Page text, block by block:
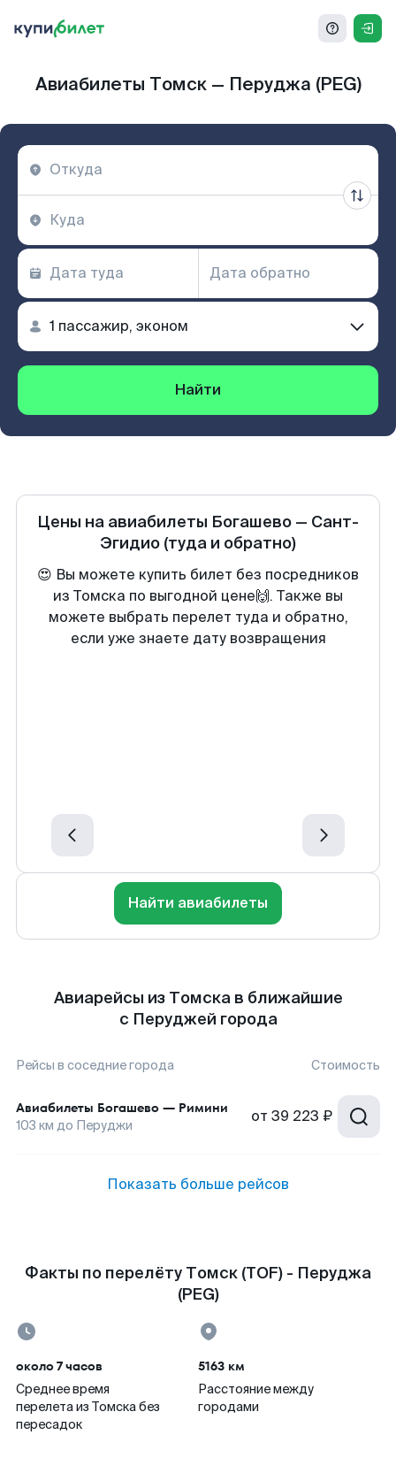
Авиабилеты Томск — Перуджа (PEG)
Найти
Цены на авиабилеты Богашево — Сант-
Эгидио (туда и обратно)
😍 Вы можете купить билет без посредников
из Томска по выгодной цене🙌. Также вы
можете выбрать перелет туда и обратно,
если уже знаете дату возвращения
Найти авиабилеты
Авиарейсы из Томска в ближайшие
с Перуджей города
Рейсы в соседние города Стоимость
Авиабилеты Богашево — Римини
103 км до Перуджи от 39 223 ₽
Показать больше рейсов
Факты по перелёту Томск (TOF) - Перуджа
(PEG)
около 7 часов
Среднее время
перелета из Томска без
пересадок
5163 км
Расстояние между
городами